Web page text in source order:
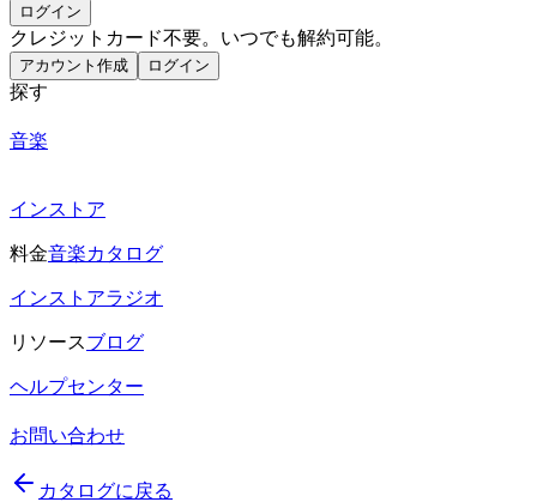
ログイン
クレジットカード不要。いつでも解約可能。
アカウント作成 ログイン
探す
音楽
インストア
料金音楽カタログ
インストアラジオ
リソースブログ
ヘルプセンター
お問い合わせ
カタログに戻る